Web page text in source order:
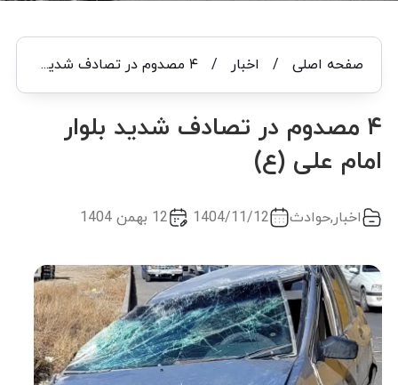
صفحه اصلی/ اخبار / ۴ مصدوم در تصادف شدید بلوار امام علی (ع)
۴ مصدوم در تصادف شدید بلوار
امام علی (ع)
اخبار,حوادث 1404/11/12 12 بهمن 1404